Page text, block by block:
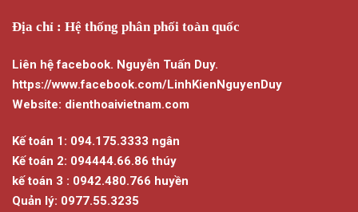
Địa chỉ : Hệ thống phân phối toàn quốc
Liên hệ facebook. Nguyễn Tuấn Duy.
https://www.facebook.com/LinhKienNguyenDuy
Website: dienthoaivietnam.com
Kế toán 1: 094.175.3333 ngân
Kế toán 2: 094444.66.86 thúy
kế toán 3 : 0942.480.766 huyền
Quản lý: 0977.55.3235